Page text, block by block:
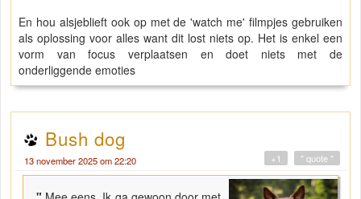
En hou alsjeblieft ook op met de 'watch me' filmpjes gebruiken
als oplossing voor alles want dit lost niets op. Het is enkel een
vorm van focus verplaatsen en doet niets met de
onderliggende emoties
Bush dog
13 november 2025 om 22:20 " quote "
+1